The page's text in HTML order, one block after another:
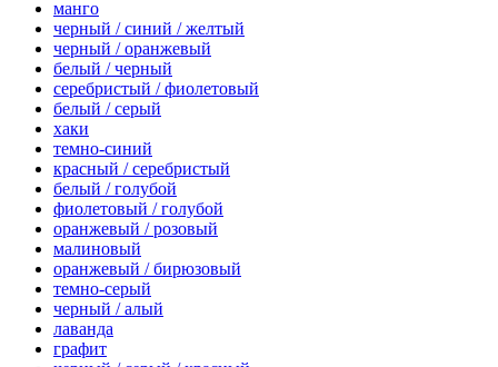
манго
черный / синий / желтый
черный / оранжевый
белый / черный
серебристый / фиолетовый
белый / серый
хаки
темно-синий
красный / серебристый
белый / голубой
фиолетовый / голубой
оранжевый / розовый
малиновый
оранжевый / бирюзовый
темно-серый
черный / алый
лаванда
графит